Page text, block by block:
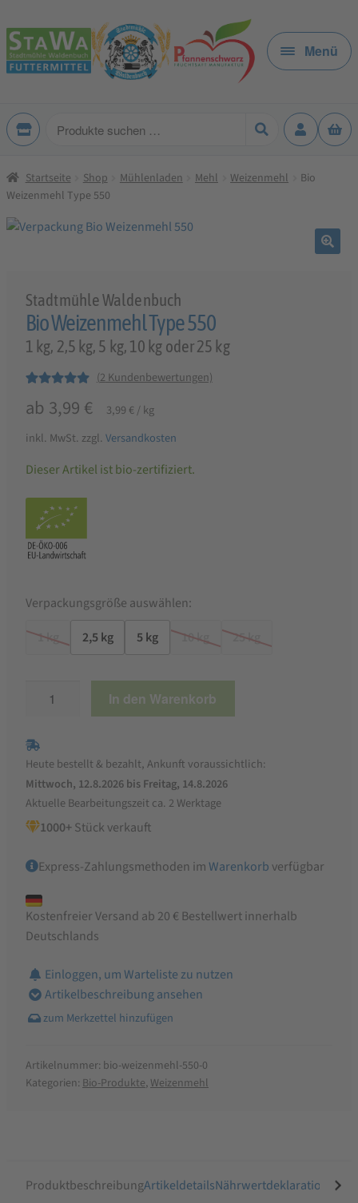
Zur
Navigation
springen
Zum
Inhalt
springen
Menü
Produkte
Startseite Shop Mühlenladen Mehl Weizenmehl
Bio
Weizenmehl Type 550
Stadtmühle Waldenbuch
Bio Weizenmehl Type 550
1 kg, 2,5 kg, 5 kg, 10 kg oder 25 kg
5.00 von 5,
basierend auf
tungen
(2Kundenbewertungen)
ab 3,99 € 3,99 € /kg
inkl. MwSt. zzgl. Versandkosten
Dieser Artikel ist bio-zertifiziert.
Verpackungsgröße auswählen:
1 kg
2,5 kg 5 kg 10 kg 25 kg
Weizenmehl
550
Menge
In den Warenkorb
Heute bestellt & bezahlt, Ankunft voraussichtlich:
Mittwoch, 12.8.2026 bis Freitag, 14.8.2026
Aktuelle Bearbeitungszeit ca. 2 Werktage
1000+Stück verkauft
Express-Zahlungsmethoden imWarenkorb verfügbar
Kostenfreier Versand ab 20 € Bestellwert innerhalb
Deutschlands
Einloggen, um Warteliste zu nutzen
Artikelbeschreibung ansehen
Artikelnummer: bio-weizenmehl-550-0
Kategorien: Bio-Produkte, Weizenmehl
ProduktbeschreibungArtikeldetailsNährwertdeklaration